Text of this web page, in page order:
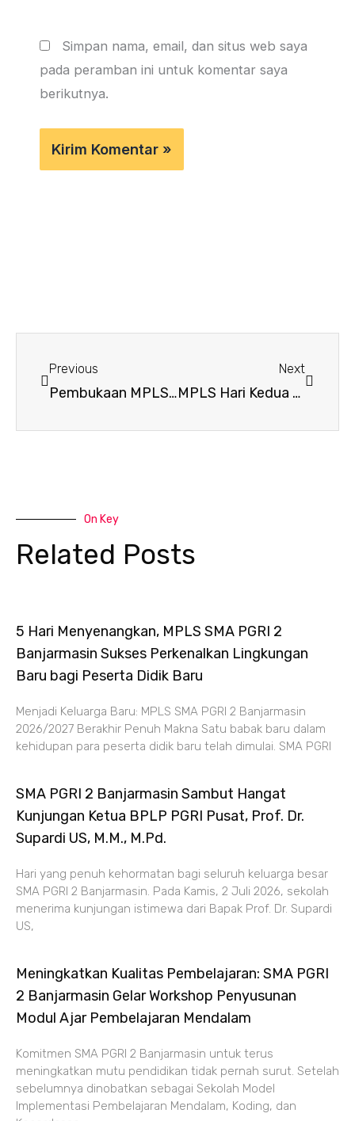
Simpan nama, email, dan situs web saya
pada peramban ini untuk komentar saya
berikutnya.
Previous
Pembukaan MPLS Tahun Ajaran 2023/2024 SMA PGRI 2 Banjarmasin
Next
MPLS Hari Kedua SMA PGRI Banjarmasin
On Key
Related Posts
5 Hari Menyenangkan, MPLS SMA PGRI 2
Banjarmasin Sukses Perkenalkan Lingkungan
Baru bagi Peserta Didik Baru
Menjadi Keluarga Baru: MPLS SMA PGRI 2 Banjarmasin
2026/2027 Berakhir Penuh Makna Satu babak baru dalam
kehidupan para peserta didik baru telah dimulai. SMA PGRI
SMA PGRI 2 Banjarmasin Sambut Hangat
Kunjungan Ketua BPLP PGRI Pusat, Prof. Dr.
Supardi US, M.M., M.Pd.
Hari yang penuh kehormatan bagi seluruh keluarga besar
SMA PGRI 2 Banjarmasin. Pada Kamis, 2 Juli 2026, sekolah
menerima kunjungan istimewa dari Bapak Prof. Dr. Supardi
US,
Meningkatkan Kualitas Pembelajaran: SMA PGRI
2 Banjarmasin Gelar Workshop Penyusunan
Modul Ajar Pembelajaran Mendalam
Komitmen SMA PGRI 2 Banjarmasin untuk terus
meningkatkan mutu pendidikan tidak pernah surut. Setelah
sebelumnya dinobatkan sebagai Sekolah Model
Implementasi Pembelajaran Mendalam, Koding, dan